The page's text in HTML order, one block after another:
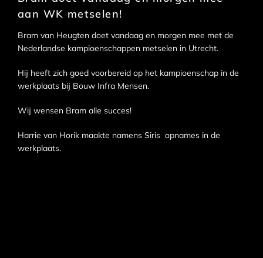
aan WK metselen!
Bram van Heugten doet vandaag en morgen mee met de
Nederlandse kampioenschappen metselen in Utrecht.
Hij heeft zich goed voorbereid op het kampioenschap in de
werkplaats bij Bouw Infra Mensen.
Wij wensen Bram alle succes!
Harrie van Horik maakte namens Siris opnames in de
werkplaats.